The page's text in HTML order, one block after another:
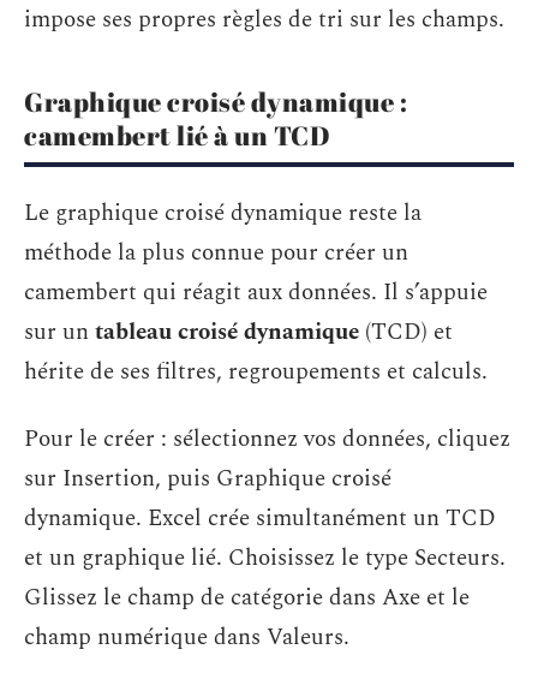
impose ses propres règles de tri sur les champs.
Graphique croisé dynamique :
camembert lié à un TCD
Le graphique croisé dynamique reste la
méthode la plus connue pour créer un
camembert qui réagit aux données. Il s’appuie
sur untableau croisé dynamique (TCD) et
hérite de ses filtres, regroupements et calculs.
Pour le créer : sélectionnez vos données, cliquez
sur Insertion, puis Graphique croisé
dynamique. Excel crée simultanément un TCD
et un graphique lié. Choisissez le type Secteurs.
Glissez le champ de catégorie dans Axe et le
champ numérique dans Valeurs.